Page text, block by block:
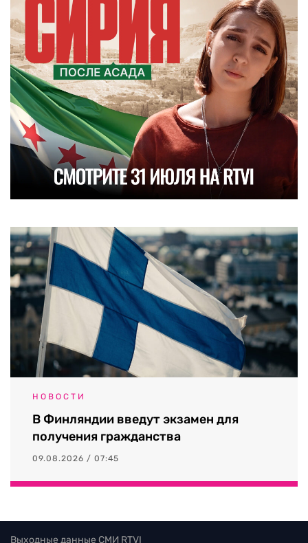
НОВОСТИ
В Финляндии введут экзамен для
получения гражданства
09.08.2026 / 07:45
Выходные данные СМИ RTVI